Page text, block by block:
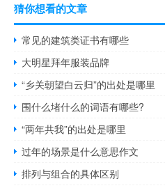
猜你想看的文章
常见的建筑类证书有哪些
大明星拜年服装品牌
“乡关朝望白云归”的出处是哪里
围什么堵什么的词语有哪些?
“两年共我”的出处是哪里
过年的场景是什么意思作文
排列与组合的具体区别